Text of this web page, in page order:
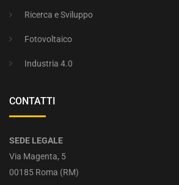
Ricerca e Sviluppo
Fotovoltaico
Industria 4.0
CONTATTI
SEDE LEGALE
Via Magenta, 5
00185 Roma (RM)